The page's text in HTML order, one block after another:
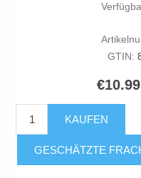
GTIN:
KAUFEN
GESCHÄTZTE